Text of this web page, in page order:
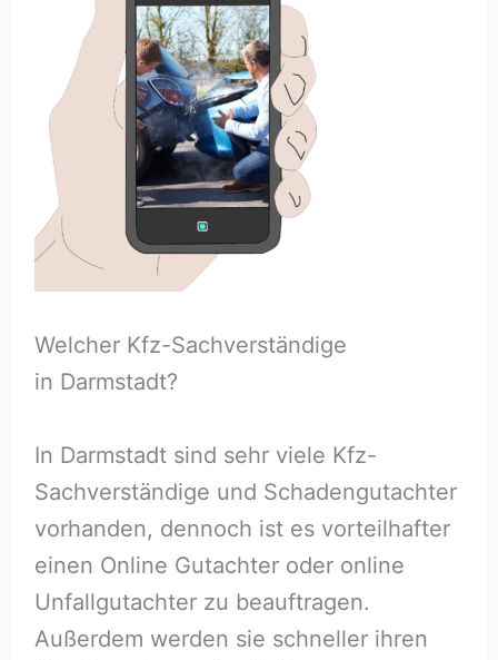
Welcher Kfz-Sachverständige
in Darmstadt?
In Darmstadt sind sehr viele Kfz-
Sachverständige und Schadengutachter
vorhanden, dennoch ist es vorteilhafter
einen Online Gutachter oder online
Unfallgutachter zu beauftragen.
Außerdem werden sie schneller ihren